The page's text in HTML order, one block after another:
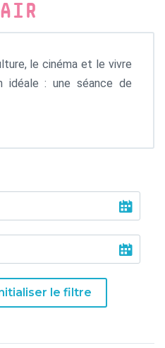
le cinéma et le vivre
idéale : une séance de
le filtre